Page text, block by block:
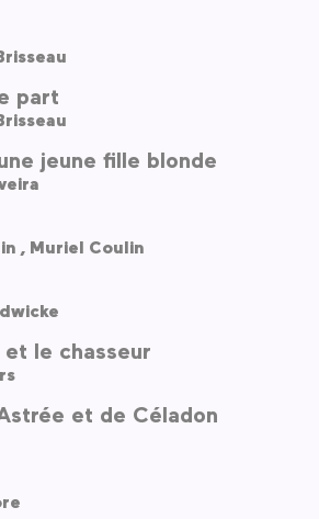
part
jeune fille blonde
, Muriel Coulin
le chasseur
et de Céladon